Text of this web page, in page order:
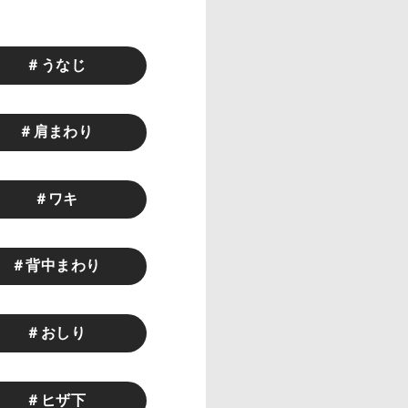
＃うなじ
＃肩まわり
＃ワキ
＃背中まわり
＃おしり
＃ヒザ下